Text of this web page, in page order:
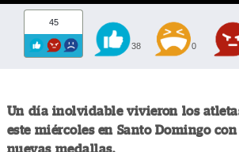
45
38 0
Un día inolvidable vivieron los
este miércoles en Santo Domingo